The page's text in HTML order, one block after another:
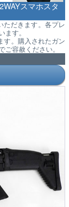
スマホスタ
ただきます。各プレ
す。
す。購入されたガン
容赦ください。